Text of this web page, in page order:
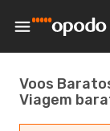
Voos
Viagem